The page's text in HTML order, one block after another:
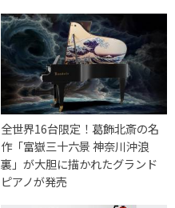
全世界16台限定！葛飾北斎の名
作「富嶽三十六景 神奈川沖浪
裏」が大胆に描かれたグランド
ピアノが発売